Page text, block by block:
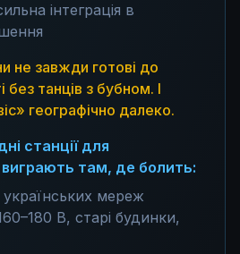
інтеграція в
не завжди готові до
без танців з бубном. І
географічно далеко.
станції для
виграють там, де болить:
мереж
В, старі будинки,